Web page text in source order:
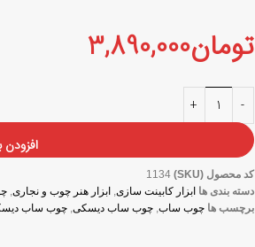
تومان3,890,000
کد محصول (SKU)
1134
دسته بندی ها ابزار کابینت سازی, ابزار هنر چوب و نجاری,
برچسب ها چوب ساب,چوب ساب دیسکی,چوب ساب